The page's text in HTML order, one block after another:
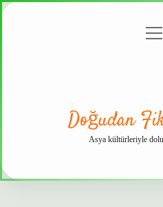
Doğudan
Asya kültürleriyle